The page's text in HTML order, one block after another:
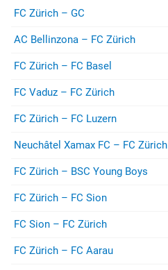
FC Zürich – GC
AC Bellinzona – FC Zürich
FC Zürich – FC Basel
FC Vaduz – FC Zürich
FC Zürich – FC Luzern
Neuchâtel Xamax FC – FC Zürich
FC Zürich – BSC Young Boys
FC Zürich – FC Sion
FC Sion – FC Zürich
FC Zürich – FC Aarau